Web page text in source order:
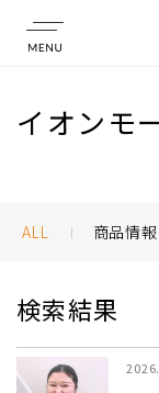
店舗情報
イオンモ
ALL 商品情報
検索結果